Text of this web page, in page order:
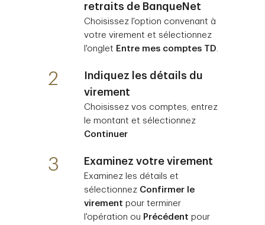
retraits de BanqueNet
Choisissez l'option convenant à
votre virement et sélectionnez
l'onglet Entre mes comptes TD
2
Indiquez les détails du
virement
Choisissez vos comptes, entrez
le montant et sélectionnez
Continuer
3 Examinez votre virement
Examinez les détails et
sélectionnez Confirmer le
virement pour terminer
l'opération ou Précédent pour